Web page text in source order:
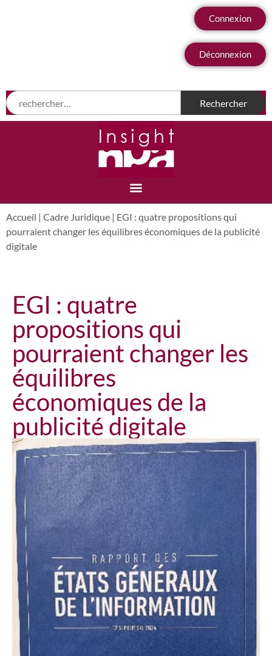
Connexion
Déconnexion
Accueil | Cadre Juridique | EGI : quatre propositions qui
pourraient changer les équilibres économiques de la publicité
digitale
EGI : quatre
propositions qui
pourraient changer les
équilibres
économiques de la
publicité digitale